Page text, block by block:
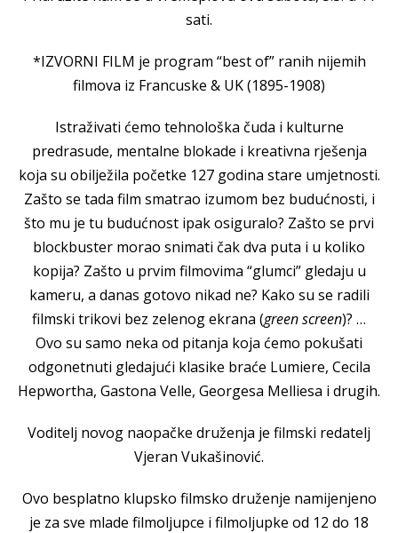
sati.
*IZVORNI FILM je program “best of” ranih nijemih
filmova iz Francuske & UK (1895-1908)
Istraživati ćemo tehnološka čuda i kulturne
predrasude, mentalne blokade i kreativna rješenja
koja su obilježila početke 127 godina stare umjetnosti.
Zašto se tada film smatrao izumom bez budućnosti, i
što mu je tu budućnost ipak osiguralo? Zašto se prvi
blockbuster morao snimati čak dva puta i u koliko
kopija? Zašto u prvim filmovima “glumci” gledaju u
kameru, a danas gotovo nikad ne? Kako su se radili
filmski trikovi bez zelenog ekrana (green screen)? …
Ovo su samo neka od pitanja koja ćemo pokušati
odgonetnuti gledajući klasike braće Lumiere, Cecila
Hepwortha, Gastona Velle, Georgesa Melliesa i drugih.
Voditelj novog naopačke druženja je filmski redatelj
Vjeran Vukašinović.
Ovo besplatno klupsko filmsko druženje namijenjeno
je za sve mlade filmoljupce i filmoljupke od 12 do 18